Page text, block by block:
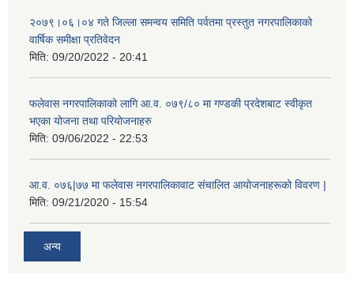
२०७९।०६।०४ गते जिल्ला समन्वय समिति पर्वतमा प्रस्तुत नगरपालिकाको
वार्षिक समीक्षा प्रतिवेदन
मिति: 09/20/2022 - 20:41
फलेवास नगरपालिकाको लागि आ.व. ०७९/८० मा गण्डकी प्रदेशबाट स्वीकृत
भएका योजना तथा परियोजनाहरु
मिति: 09/06/2022 - 22:53
आ.व. ०७६|७७ मा फलेवास नगरपालिकावाट संचालित आयोजनाहरूको विवरण |
मिति: 09/21/2020 - 15:54
अन्य